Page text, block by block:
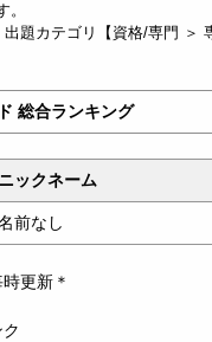
。
出題カテゴリ【資格/専門 ＞
総合ランキング
ニックネーム
前なし
更新＊